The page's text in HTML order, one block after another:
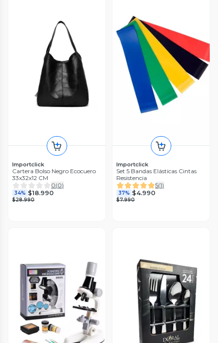
Importclick
Cartera Bolso Negro Ecocuero
33x32x12 CM
0(0)
34% $18.990
$28.990
Importclick
Set 5 Bandas Elásticas Cintas
Resistencia
5(1)
37% $4.990
$7.990